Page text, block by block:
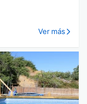
Ver más